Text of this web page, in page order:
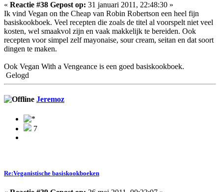
« Reactie #38 Gepost op: 31 januari 2011, 22:48:30 »
Ik vind Vegan on the Cheap van Robin Robertson een heel fijn
basiskookboek. Veel recepten die zoals de titel al voorspelt niet veel
kosten, wel smaakvol zijn en vaak makkelijk te bereiden. Ook
recepten voor simpel zelf mayonaise, sour cream, seitan en dat soort
dingen te maken.
Ook Vegan With a Vengeance is een goed basiskookboek.
Gelogd
Jeremoz
7
Re:Veganistische basiskookboeken